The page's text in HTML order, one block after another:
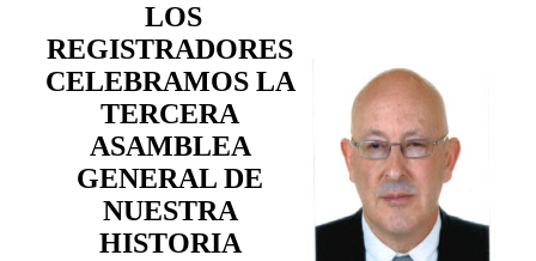
LOS
REGISTRADORES
CELEBRAMOS LA
TERCERA
ASAMBLEA
GENERAL DE
NUESTRA
HISTORIA